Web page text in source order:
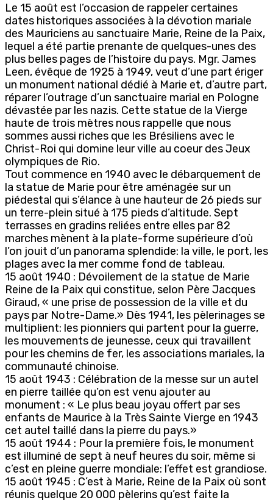
Le 15 août est l’occasion de rappeler certaines
dates historiques associées à la dévotion mariale
des Mauriciens au sanctuaire Marie, Reine de la Paix,
lequel a été partie prenante de quelques-unes des
plus belles pages de l’histoire du pays. Mgr. James
Leen, évêque de 1925 à 1949, veut d’une part ériger
un monument national dédié à Marie et, d’autre part,
réparer l’outrage d’un sanctuaire marial en Pologne
dévastée par les nazis. Cette statue de la Vierge
haute de trois mètres nous rappelle que nous
sommes aussi riches que les Brésiliens avec le
Christ-Roi qui domine leur ville au coeur des Jeux
olympiques de Rio.
Tout commence en 1940 avec le débarquement de
la statue de Marie pour être aménagée sur un
piédestal qui s’élance à une hauteur de 26 pieds sur
un terre-plein situé à 175 pieds d’altitude. Sept
terrasses en gradins reliées entre elles par 82
marches mènent à la plate-forme supérieure d’où
l’on jouit d’un panorama splendide: la ville, le port, les
plages avec la mer comme fond de tableau.
15 août 1940 : Dévoilement de la statue de Marie
Reine de la Paix qui constitue, selon Père Jacques
Giraud, « une prise de possession de la ville et du
pays par Notre-Dame.» Dès 1941, les pèlerinages se
multiplient: les pionniers qui partent pour la guerre,
les mouvements de jeunesse, ceux qui travaillent
pour les chemins de fer, les associations mariales, la
communauté chinoise.
15 août 1943 : Célébration de la messe sur un autel
en pierre taillée qu’on est venu ajouter au
monument : « Le plus beau joyau offert par ses
enfants de Maurice à la Très Sainte Vierge en 1943
cet autel taillé dans la pierre du pays.»
15 août 1944 : Pour la première fois, le monument
est illuminé de sept à neuf heures du soir, même si
c’est en pleine guerre mondiale: l’effet est grandiose.
15 août 1945 : C’est à Marie, Reine de la Paix où sont
réunis quelque 20 000 pèlerins qu’est faite la